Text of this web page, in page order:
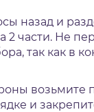
назад и
2 части. Не
так как в
возьмите
и